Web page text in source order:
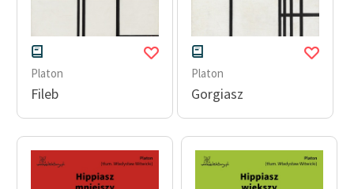
Szkoła Poezji Wolnych
Lektur
O nas
Kontakt
O projekcie
Platon
Fileb
Platon
Gorgiasz